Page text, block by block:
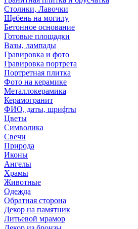
Столики, Лавочки
Щебень на могилу
Бетонное основание
Готовые площадки
Вазы, лампады
Гравировка и фото
Гравировка портрета
Портретная плитка
Фото на керамике
Металлокерамика
Керамогранит
ФИО, даты, шрифты
Цветы
Символика
Свечи
Природа
Иконы
Ангелы
Храмы
Животные
Одежда
Обратная сторона
Декор на памятник
Литьевой мрамор